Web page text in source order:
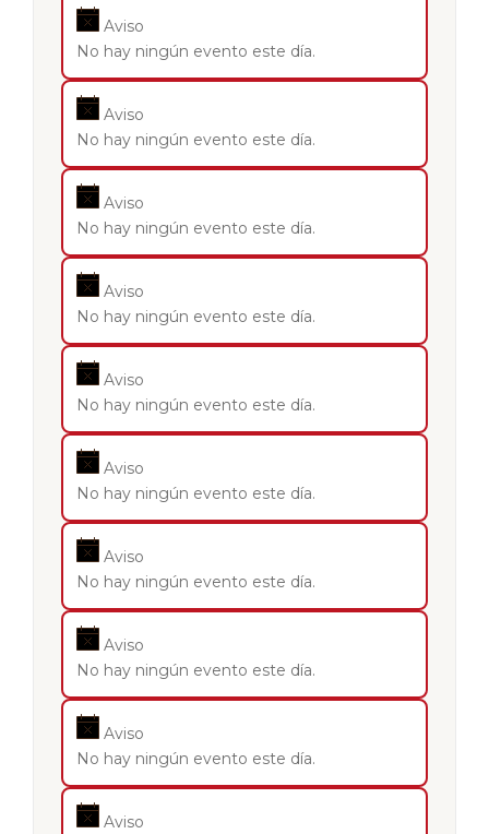
Aviso
No hay ningún evento este día.
Aviso
No hay ningún evento este día.
Aviso
No hay ningún evento este día.
Aviso
No hay ningún evento este día.
Aviso
No hay ningún evento este día.
Aviso
No hay ningún evento este día.
Aviso
No hay ningún evento este día.
Aviso
No hay ningún evento este día.
Aviso
No hay ningún evento este día.
Aviso